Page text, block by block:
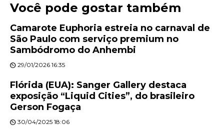
Você pode gostar também
Camarote Euphoria estreia no carnaval de
São Paulo com serviço premium no
Sambódromo do Anhembi
29/01/2026 16:35
Flórida (EUA): Sanger Gallery destaca
exposição “Liquid Cities”, do brasileiro
Gerson Fogaça
30/04/2025 18:06